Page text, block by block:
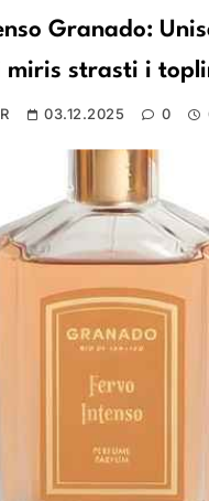
Granado:
miris strasti i
03.12.2025 0